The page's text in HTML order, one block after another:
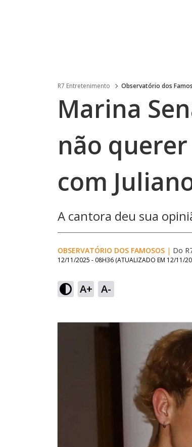
R7 Entretenimento Observatório dos
Marina
não
com
A cantora deu sua
OBSERVATÓRIO DOS FAMOSOS | Do
12/11/2025 - 08H36 (ATUALIZADO EM 12/11/
A+ A-